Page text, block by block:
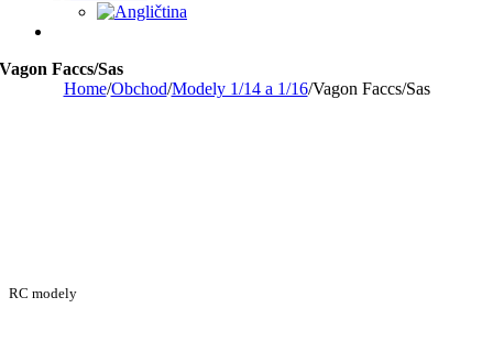
Vagon Faccs/Sas
Home/Obchod/Modely 1/14 a 1/16/Vagon Faccs/Sas
RC modely